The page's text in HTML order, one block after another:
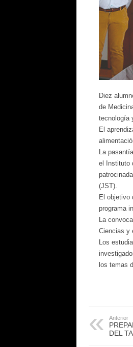
Diez
de
tecnología
El
La
el Instituto
(JST).
El objetivo
programa
La
Ciencias y
Los
los temas
Anterior
DEL